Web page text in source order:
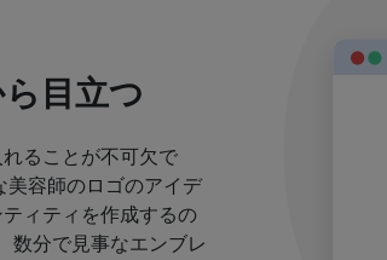
目立つ
ることが不可欠で
美容師のロゴのアイデ
ィティを作成するの
数分で見事なエンブレ